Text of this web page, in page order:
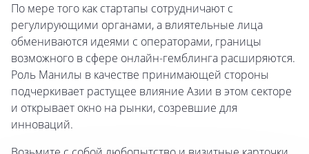
По мере того как стартапы сотрудничают с
регулирующими органами, а влиятельные лица
обмениваются идеями с операторами, границы
возможного в сфере онлайн-гемблинга расширяются.
Роль Манилы в качестве принимающей стороны
подчеркивает растущее влияние Азии в этом секторе
и открывает окно на рынки, созревшие для
инноваций.